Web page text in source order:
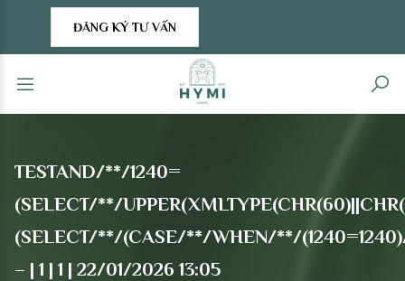
ĐĂNG KÝ TƯ VẤN
TESTAND/**/1240=
(SELECT/**/
(SELECT/**/(CASE/**/WHEN/**/
– | 1 | 1 | 22/01/2026 13:05